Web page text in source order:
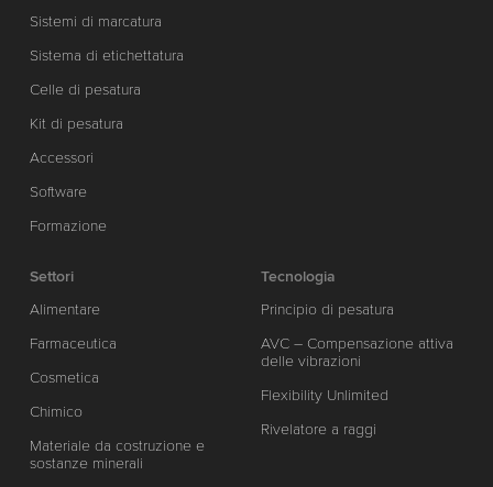
Sistemi di marcatura
Sistema di etichettatura
Celle di pesatura
Kit di pesatura
Accessori
Software
Formazione
Settori
Alimentare
Farmaceutica
Cosmetica
Chimico
Materiale da costruzione e
sostanze minerali
Tecnologia
Principio di pesatura
AVC – Compensazione attiva
delle vibrazioni
Flexibility Unlimited
Rivelatore a raggi